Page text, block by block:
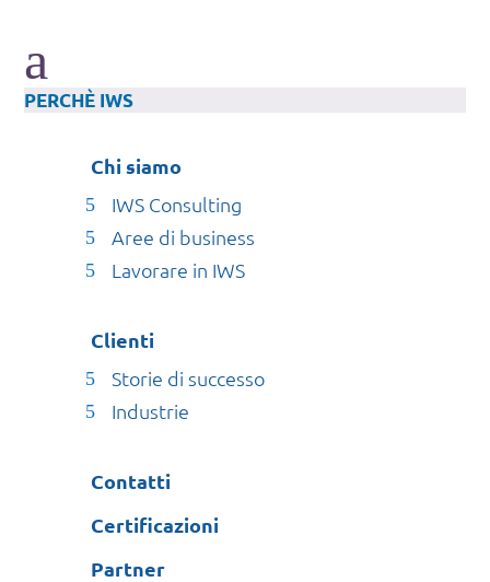
a
PERCHÈ IWS
Chi siamo
IWS Consulting
Aree di business
Lavorare in IWS
Clienti
Storie di successo
Industrie
Contatti
Certificazioni
Partner